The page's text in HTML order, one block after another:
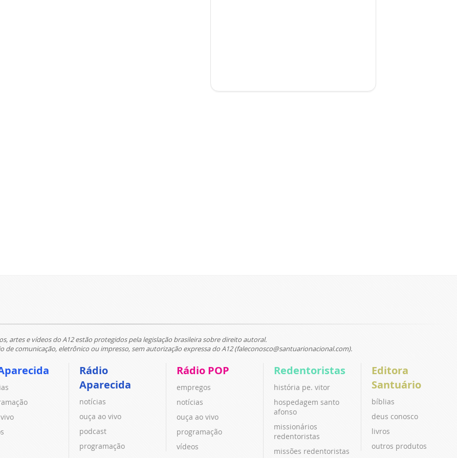
artes e vídeos do A12 estão protegidos pela legislação brasileira sobre direito autoral.
comunicação, eletrônico ou impresso, sem autorização expressa do A12 (faleconosco@santuarionacional.com).
Rádio
Aparecida
notícias
ouça ao vivo
podcast
programação
Rádio POP
empregos
notícias
ouça ao vivo
programação
vídeos
Redentoristas
história pe. vitor
hospedagem santo
afonso
missionários
redentoristas
missões redentoristas
Editora
Santuário
bíblias
deus conosco
livros
outros produtos